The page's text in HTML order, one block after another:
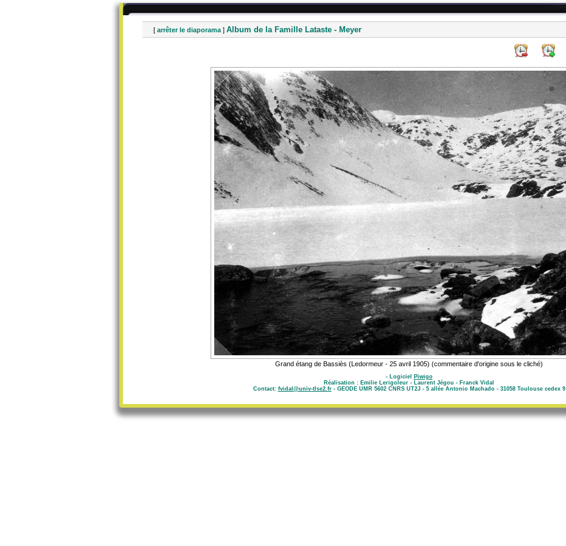
[ arrêter le diaporama ] Album de la Famille Lataste - Meyer
Grand étang de Bassiès (Ledormeur - 25 avril 1905) (commentaire d'origine sous le cliché)
- Logiciel
Piwigo
Réalisation : Emilie Lerigoleur - Laurent Jégou - Franck Vidal
Contact: fvidal@univ-tlse2.fr- GEODE UMR 5602 CNRS UT2J - 5 allée Antonio Machado - 31058 Toulouse cedex 9